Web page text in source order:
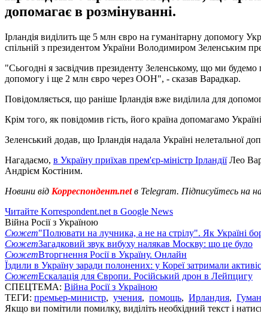
допомагає в розмінуванні.
Ірландія виділить ще 5 млн євро на гуманітарну допомогу
спільній з президентом України Володимиром Зеленським
"Сьогодні я засвідчив президенту Зеленському, що ми
допомогу і ще 2 млн євро через ООН", - сказав Варадкар.
Повідомляється, що раніше Ірландія вже виділила для
Крім того, як повідомив гість, його країна допомагамо
Зеленський додав, що Ірландія надала Україні нелетальної
Нагадаємо, в Україну приїхав прем'єр-міністр ІрландіїЛео
Андрієм Костіним.
Новини від Корреспондент.netв Telegram. Підписуйтесь на
Читайте Korrespondent.net в Google News
Війна Росії з Україною
Сюжет"Полювати на лучника, а не на стрілу". Як Україні
СюжетЗагадковий звук вибуху налякав Москву: що це було
СюжетВторгнення Росії в Україну. Онлайн
Їздили в Україну заради полонених: у Кореї затримали
СюжетЕскалація для Європи. Російський дрон в Лейпцигу
СПЕЦТЕМА: Війна Росії з Україною
ТЕГИ: премьер-министр, учения, помощь, Ирландия,
Якщо ви помітили помилку, виділіть необхідний текст і